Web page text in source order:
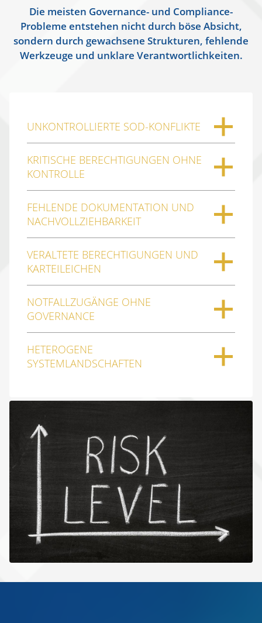
Die meisten Governance- und Compliance-
Probleme entstehen nicht durch böse Absicht,
sondern durch gewachsene Strukturen, fehlende
Werkzeuge und unklare Verantwortlichkeiten.
UNKONTROLLIERTE SOD-KONFLIKTE
KRITISCHE BERECHTIGUNGEN OHNE
KONTROLLE
FEHLENDE DOKUMENTATION UND
NACHVOLLZIEHBARKEIT
VERALTETE BERECHTIGUNGEN UND
KARTEILEICHEN
NOTFALLZUGÄNGE OHNE
GOVERNANCE
HETEROGENE
SYSTEMLANDSCHAFTEN